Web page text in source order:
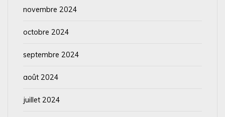
novembre 2024
octobre 2024
septembre 2024
août 2024
juillet 2024